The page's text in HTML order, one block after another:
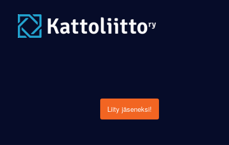
content
Liity jäseneksi!